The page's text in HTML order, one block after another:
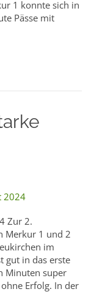
1 konnte sich in
Pässe mit
2024
Zur 2.
Merkur 1 und 2
im
gut in das erste
Minuten super
Erfolg. In der